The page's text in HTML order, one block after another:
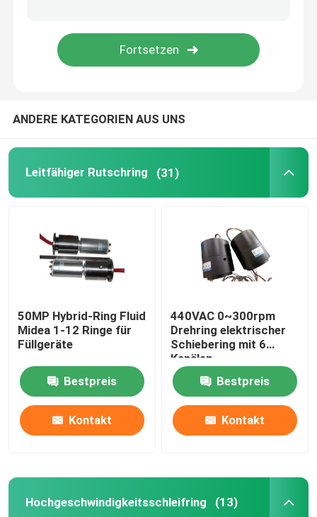
Beleg Ring Solutions
ANDERE KATEGORIEN AUS UNS
Leitfähiger Rutschring (31)
50MP Hybrid-Ring Fluid
Midea 1-12 Ringe für
Füllgeräte
Bestpreis
Kontakt
440VAC 0~300rpm
Drehring elektrischer
Schiebering mit 6
Kanälen
Bestpreis
Kontakt
Hochgeschwindigkeitsschleifring (13)